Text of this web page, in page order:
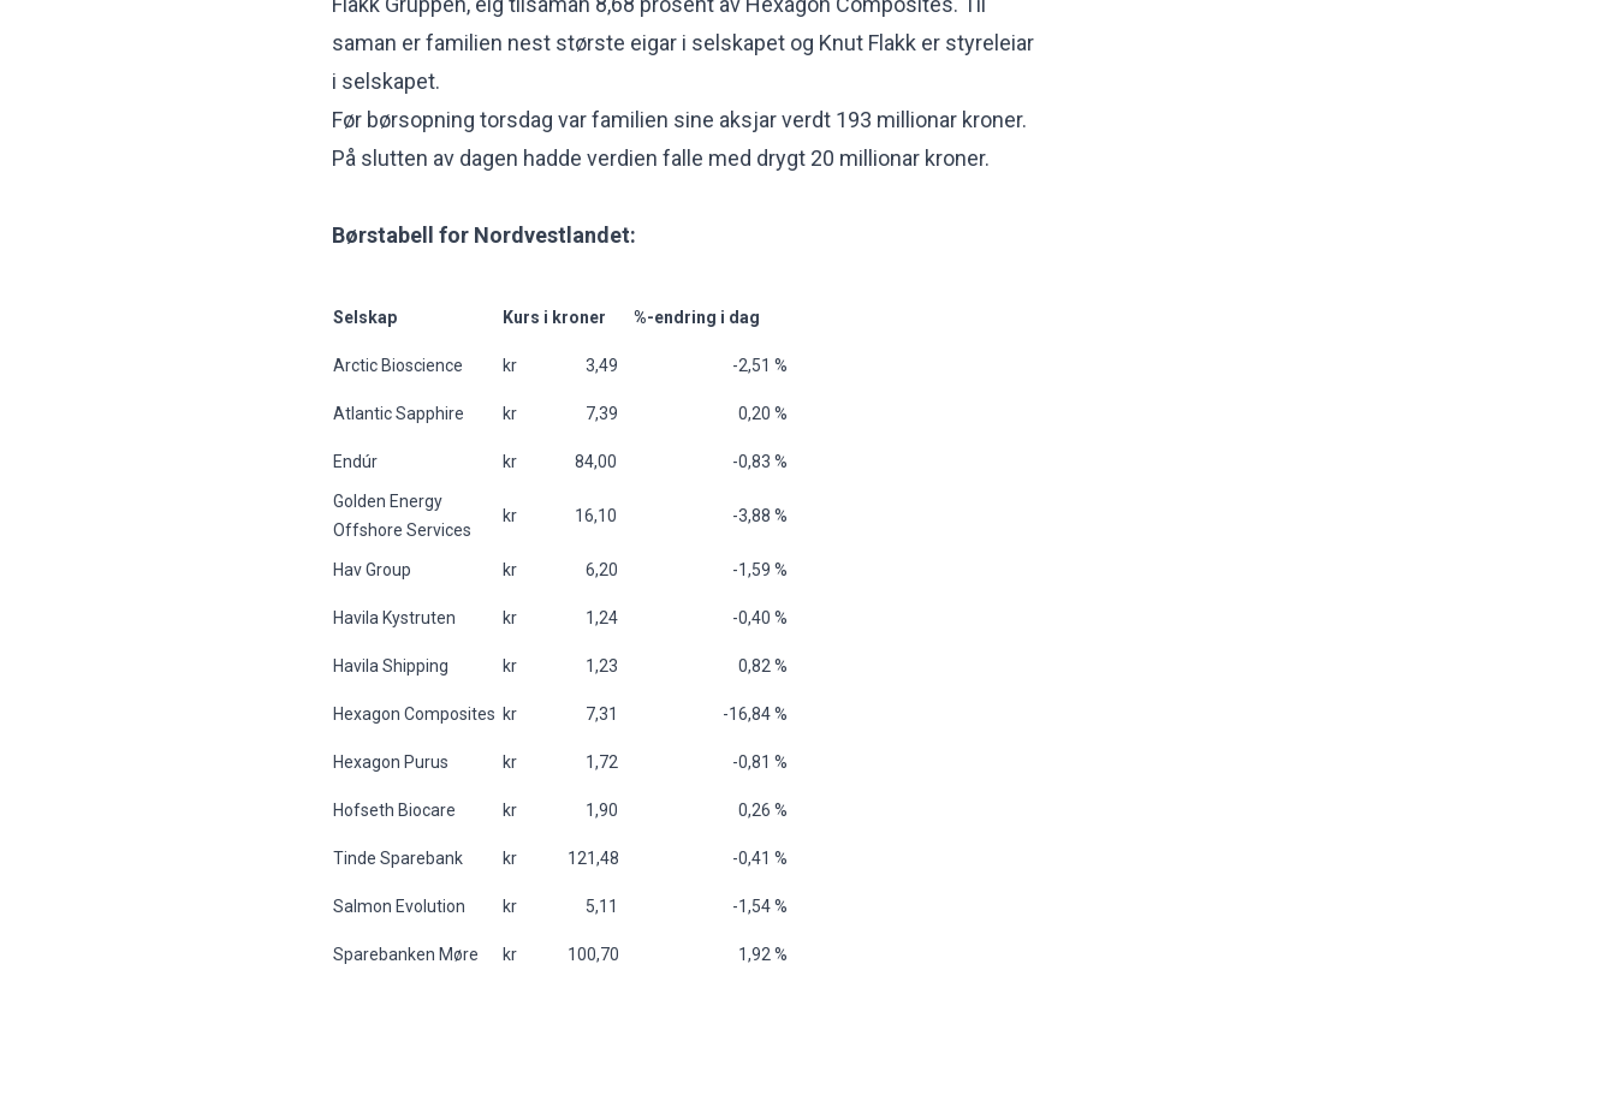
saman er familien nest største eigar i selskapet og Knut Flakk er styreleiar
i selskapet.
Før børsopning torsdag var familien sine aksjar verdt 193 millionar kroner.
På slutten av dagen hadde verdien falle med drygt 20 millionar kroner.
Børstabell for Nordvestlandet:
Selskap Kurs i kroner %-endring i dag
Arctic Bioscience kr 3,49 -2,51 %
Atlantic Sapphire kr 7,39 0,20 %
Endúr kr 84,00 -0,83 %
Golden Energy
Offshore Services
kr 16,10 -3,88 %
Hav Group kr 6,20 -1,59 %
Havila Kystruten kr 1,24 -0,40 %
Havila Shipping kr 1,23 0,82 %
Hexagon Composites kr 7,31 -16,84 %
Hexagon Purus kr 1,72 -0,81 %
Hofseth Biocare kr 1,90 0,26 %
Tinde Sparebank kr 121,48 -0,41 %
Salmon Evolution kr 5,11 -1,54 %
Sparebanken Møre kr 100,70 1,92 %